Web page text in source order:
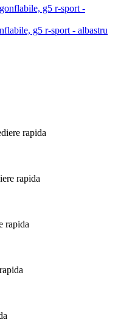
g5 r-sport - albastru
rapida
rapida
rapida